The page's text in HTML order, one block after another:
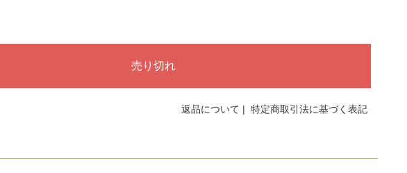
返品について | 特定商取引法に基づく表記